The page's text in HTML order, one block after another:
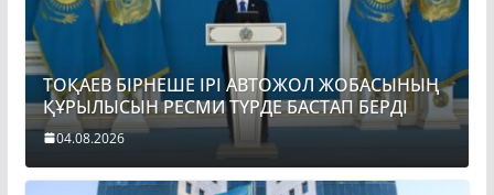
ТОҚАЕВ БІРНЕШЕ ІРІ АВТОЖОЛ ЖОБАСЫНЫҢ
ҚҰРЫЛЫСЫН РЕСМИ ТҮРДЕ БАСТАП БЕРДІ
04.08.2026